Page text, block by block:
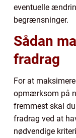
eventuelle
begrænsninger.
Sådan
fradrag
For at
opmærksom på
fremmest skal
fradrag ved at
nødvendige